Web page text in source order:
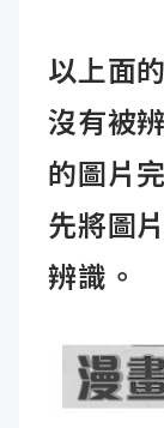
以上面
沒有被
的圖片
先將圖
辨識。